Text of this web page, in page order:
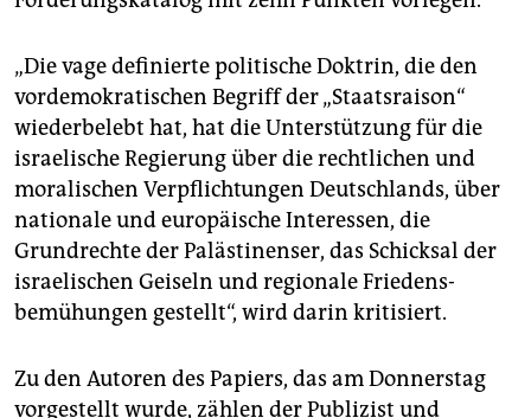
„Die vage definierte politische Doktrin, die den
vordemokratischen Begriff der „Staatsraison“
wiederbelebt hat, hat die Unterstützung für die
israelische Regierung über die rechtlichen und
moralischen Verpflichtungen Deutschlands, über
nationale und europäische Interessen, die
Grundrechte der Palästinenser, das Schicksal der
israelischen Geiseln und regionale Friedens­
bemühungen gestellt“, wird darin kritisiert.
Zu den Autoren des Papiers, das am Donnerstag
vorgestellt wurde, zählen der Publizist und